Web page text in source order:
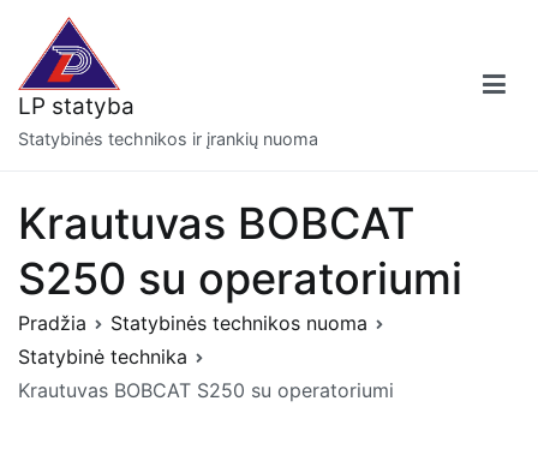
turinio
LP statyba
Statybinės technikos ir įrankių nuoma
Krautuvas BOBCAT
S250 su operatoriumi
Pradžia
Statybinės technikos nuoma
Statybinė technika
Krautuvas BOBCAT S250 su operatoriumi